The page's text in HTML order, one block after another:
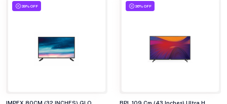
39% OFF 36% OFF